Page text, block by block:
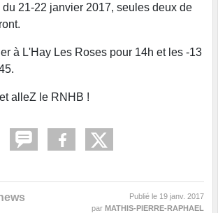
21-22 janvier 2017, seules deux de
à L'Hay Les Roses pour 14h et les -13
alleZ le RNHB !
Publié le 19 janv. 2017
par MATHIS-PIERRE-RAPHAEL